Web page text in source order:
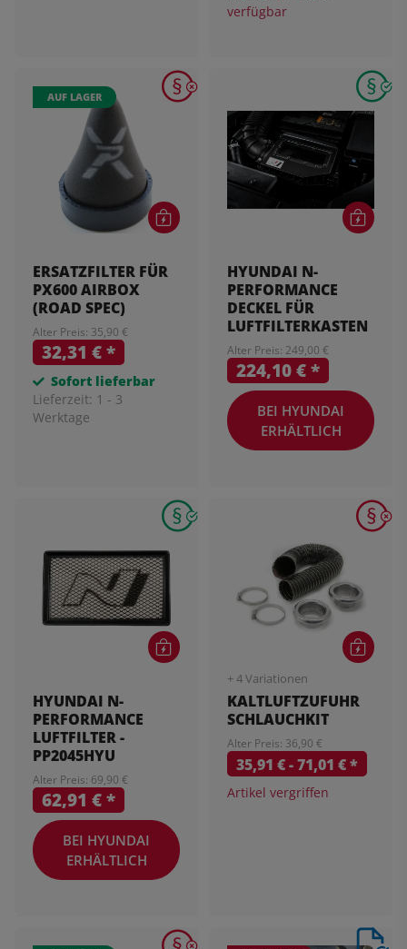
verfügbar
AUF LAGER
ERSATZFILTER FÜR
PX600 AIRBOX
(ROAD SPEC)
Alter Preis: 35,90 €
32,31 €*
Sofort lieferbar
Lieferzeit: 1 - 3
Werktage
HYUNDAI N-
PERFORMANCE
DECKEL FÜR
LUFTFILTERKASTEN
Alter Preis: 249,00 €
224,10 €*
BEI HYUNDAI
ERHÄLTLICH
HYUNDAI N-
PERFORMANCE
LUFTFILTER -
PP2045HYU
Alter Preis: 69,90 €
62,91 €*
BEI HYUNDAI
ERHÄLTLICH
+ 4 Variationen
KALTLUFTZUFUHR
SCHLAUCHKIT
Alter Preis: 36,90 €
35,91 € -71,01 €*
Artikel vergriffen